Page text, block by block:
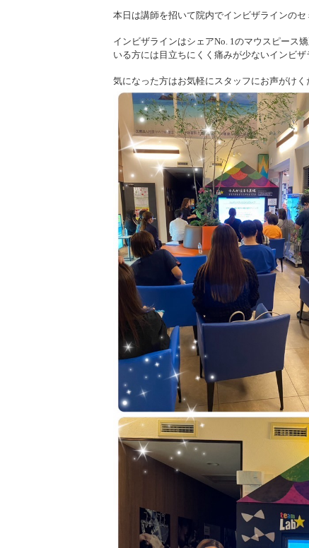
本日は講師を招いて院内でインビザラインのセ
インビザラインはシェアNo. 1のマウスピース
いる方には目立ちにくく痛みが少ないインビザ
気になった方はお気軽にスタッフにお声がけく